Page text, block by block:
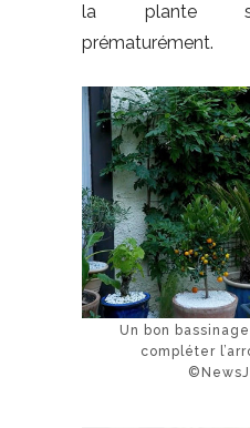
la plante
prématurément.
Un bon
compléter